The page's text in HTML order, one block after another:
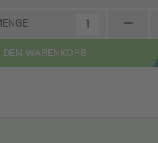
remove
WARENKORB